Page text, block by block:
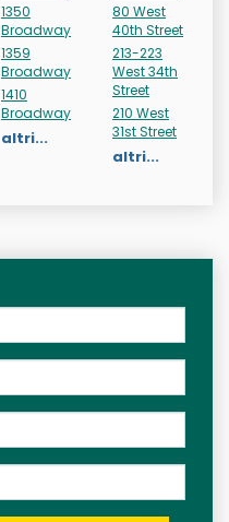
1350
Broadway
1359
Broadway
1410
Broadway
altri...
80 West
40th Street
213-223
West 34th
Street
210 West
31st Street
altri...